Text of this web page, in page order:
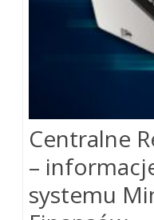
Centralne
–
systemu